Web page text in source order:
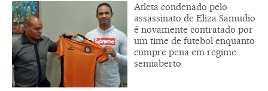
Atleta condenado pelo
assassinato de Eliza Samudio
é novamente contratado por
um time de futebol enquanto
cumpre pena em regime
semiaberto